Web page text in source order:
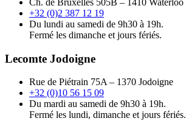
+32 (0)2 387 12 19
Du lundi au samedi de 9h30 à 19h.
Fermé les dimanche et jours fériés.
Lecomte Jodoigne
Rue de Piétrain 75A – 1370 Jodoigne
+32 (0)10 56 15 09
Du mardi au samedi de 9h30 à 19h.
Fermé les lundi, dimanche et jours fériés.